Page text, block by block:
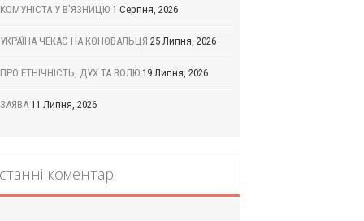
КОМУНІСТА У В’ЯЗНИЦЮ 1 Серпня, 2026
УКРАЇНА ЧЕКАЄ НА КОНОВАЛЬЦЯ 25 Липня, 2026
ПРО ЕТНІЧНІСТЬ, ДУХ ТА ВОЛЮ 19 Липня, 2026
ЗАЯВА 11 Липня, 2026
коментарі